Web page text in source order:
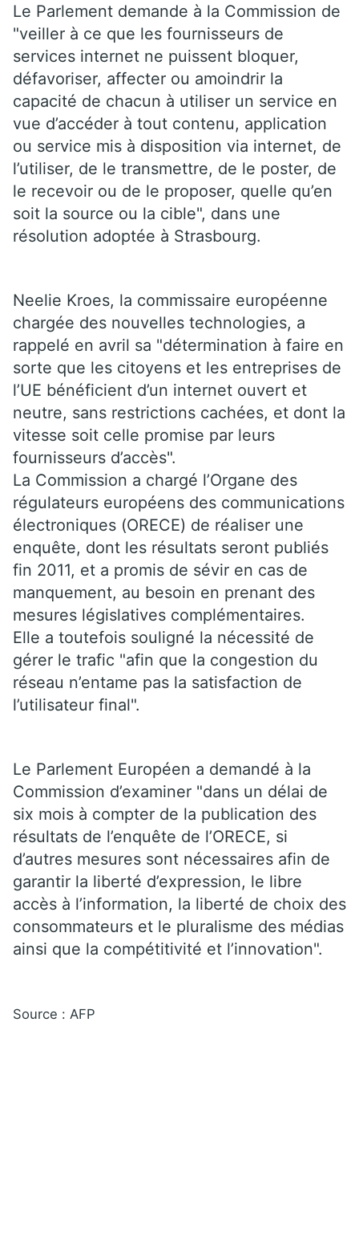
Le Parlement demande à la Commission de
"veiller à ce que les fournisseurs de
services internet ne puissent bloquer,
défavoriser, affecter ou amoindrir la
capacité de chacun à utiliser un service en
vue d’accéder à tout contenu, application
ou service mis à disposition via internet, de
l’utiliser, de le transmettre, de le poster, de
le recevoir ou de le proposer, quelle qu’en
soit la source ou la cible", dans une
résolution adoptée à Strasbourg.
Neelie Kroes, la commissaire européenne
chargée des nouvelles technologies, a
rappelé en avril sa "détermination à faire en
sorte que les citoyens et les entreprises de
l’UE bénéficient d’un internet ouvert et
neutre, sans restrictions cachées, et dont la
vitesse soit celle promise par leurs
fournisseurs d’accès".
La Commission a chargé l’Organe des
régulateurs européens des communications
électroniques (ORECE) de réaliser une
enquête, dont les résultats seront publiés
fin 2011, et a promis de sévir en cas de
manquement, au besoin en prenant des
mesures législatives complémentaires.
Elle a toutefois souligné la nécessité de
gérer le trafic "afin que la congestion du
réseau n’entame pas la satisfaction de
l’utilisateur final".
Le Parlement Européen a demandé à la
Commission d’examiner "dans un délai de
six mois à compter de la publication des
résultats de l’enquête de l’ORECE, si
d’autres mesures sont nécessaires afin de
garantir la liberté d’expression, le libre
accès à l’information, la liberté de choix des
consommateurs et le pluralisme des médias
ainsi que la compétitivité et l’innovation".
Source : AFP